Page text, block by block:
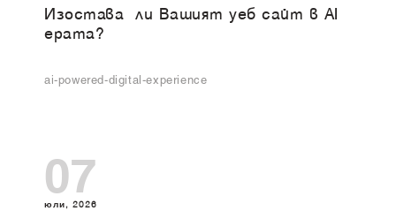
Изоставa ли Вашият уеб сайт в AI
ерата?
ai-powered-digital-experience
07
юли, 2026